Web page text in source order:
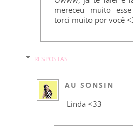
mereceu muito
torci muito por você
RESPOSTAS
AU SONSIN
Linda <33